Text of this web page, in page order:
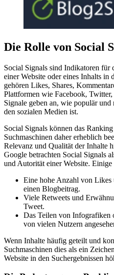
Die Rolle von Social
Social Signals sind Indikatoren
einer Website oder eines Inhalts in
gehören Likes, Shares,
Plattformen wie Facebook,
Signale geben an, wie populär
den sozialen Medien ist.
Social Signals können das
Suchmaschinen daher erheblich
Relevanz und Qualität der Inhalte
Google betrachten Social Signals
und Autorität einer Website.
Eine hohe Anzahl von Likes
einen Blogbeitrag.
Viele Retweets und
Tweet.
Das Teilen von Infografiken
von vielen Nutzern
Wenn Inhalte häufig geteilt und
Suchmaschinen dies als ein
Website in den Suchergebnissen